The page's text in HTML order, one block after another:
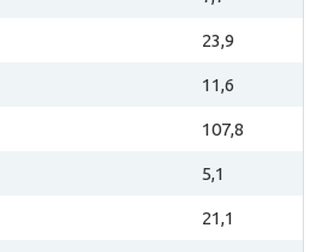
23,9
11,6
107,8
5,1
21,1